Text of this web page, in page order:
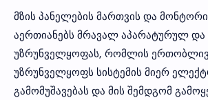
მზის პანელების მართვის და
აერთიანებს მრავალ აპარატურულ
უზრუნველყოფას, რომლის
უზრუნველყოფს სისტემის მიერ
გამომუშავებას და მის შემდგომ